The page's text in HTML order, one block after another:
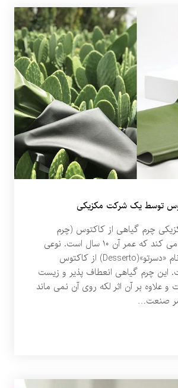
توسط یک شرکت مکزیکی
چرم گیاهی از کاکتوس (چرم
کاکتوس) تولید می کند که عمر آن ۱۰ سال است. نوعی
چرم گیاهی به نام «دسرتو»(Desserto) از کاکتوس
این چرم گیاهی انعطاف پذیر و زیست
و علاوه بر آن اثر لکه روی آن نمی ماند
صنعت…